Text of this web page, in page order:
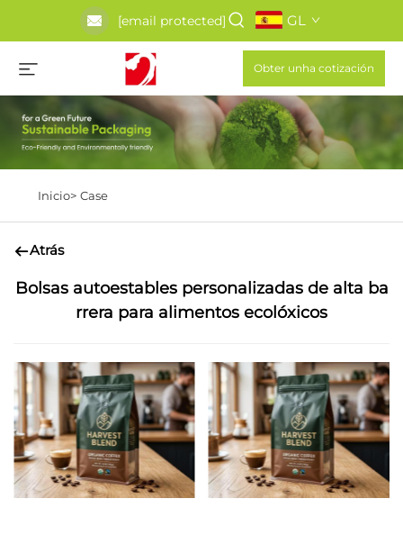
[email protected] GL
Obter unha cotización
Inicio> Case
Atrás
Bolsas autoestables personalizadas de alta ba
rrera para alimentos ecolóxicos